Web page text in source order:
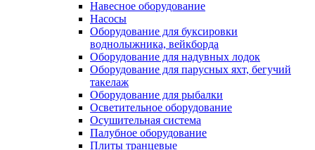
Навесное оборудование
Насосы
Оборудование для буксировки
воднолыжника, вейкборда
Оборудование для надувных лодок
Оборудование для парусных яхт, бегучий
такелаж
Оборудование для рыбалки
Осветительное оборудование
Осушительная система
Палубное оборудование
Плиты транцевые